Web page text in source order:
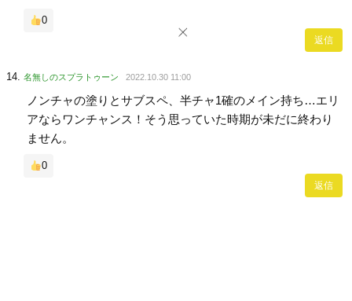
0
返信
名無しのスプラトゥーン 2022.10.30 11:00
ノンチャの塗りとサブスペ、半チャ1確のメイン持ち…エリ
アならワンチャンス！そう思っていた時期が未だに終わり
ません。
0
返信